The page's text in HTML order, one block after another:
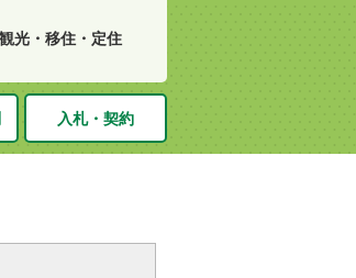
観光・移住・定住
入札・契約